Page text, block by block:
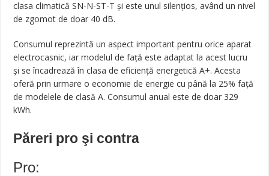
clasa climatică SN-N-ST-T și este unul silențios, având un nivel
de zgomot de doar 40 dB.
Consumul reprezintă un aspect important pentru orice aparat
electrocasnic, iar modelul de față este adaptat la acest lucru
și se încadrează în clasa de eficiență energetică A+. Acesta
oferă prin urmare o economie de energie cu până la 25% față
de modelele de clasă A. Consumul anual este de doar 329
kWh.
Păreri pro şi contra
Pro: